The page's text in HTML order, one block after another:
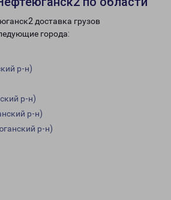
доставка грузов
города:
р-н)
р-н)
р-н)
р-н)